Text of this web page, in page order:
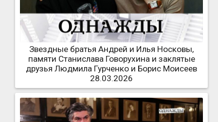
Звездные братья Андрей и Илья Носковы,
памяти Станислава Говорухина и заклятые
друзья Людмила Гурченко и Борис Моисеев
28.03.2026